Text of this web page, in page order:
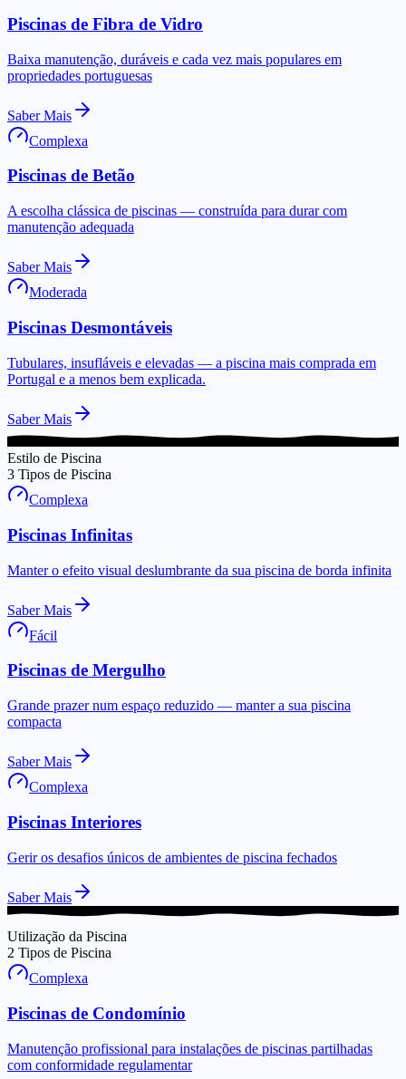
Piscinas de Fibra de Vidro
Baixa manutenção, duráveis e cada vez mais populares em
propriedades portuguesas
Saber Mais
Complexa
Piscinas de Betão
A escolha clássica de piscinas — construída para durar com
manutenção adequada
Saber Mais
Moderada
Piscinas Desmontáveis
Tubulares, insufláveis e elevadas — a piscina mais comprada em
Portugal e a menos bem explicada.
Saber Mais
Estilo de Piscina
3 Tipos de Piscina
Complexa
Piscinas Infinitas
Manter o efeito visual deslumbrante da sua piscina de borda infinita
Saber Mais
Fácil
Piscinas de Mergulho
Grande prazer num espaço reduzido — manter a sua piscina
compacta
Saber Mais
Complexa
Piscinas Interiores
Gerir os desafios únicos de ambientes de piscina fechados
Saber Mais
Utilização da Piscina
2 Tipos de Piscina
Complexa
Piscinas de Condomínio
Manutenção profissional para instalações de piscinas partilhadas
com conformidade regulamentar